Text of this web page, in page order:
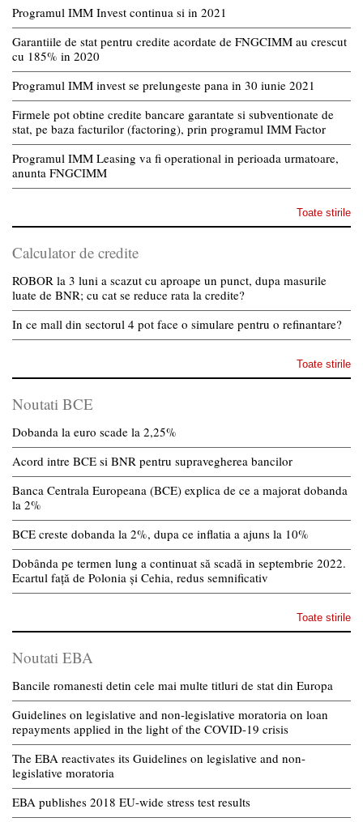
Programul IMM Invest continua si in 2021
Garantiile de stat pentru credite acordate de FNGCIMM au crescut
cu 185% in 2020
Programul IMM invest se prelungeste pana in 30 iunie 2021
Firmele pot obtine credite bancare garantate si subventionate de
stat, pe baza facturilor (factoring), prin programul IMM Factor
Programul IMM Leasing va fi operational in perioada urmatoare,
anunta FNGCIMM
Toate stirile
Calculator de credite
ROBOR la 3 luni a scazut cu aproape un punct, dupa masurile
luate de BNR; cu cat se reduce rata la credite?
In ce mall din sectorul 4 pot face o simulare pentru o refinantare?
Toate stirile
Noutati BCE
Dobanda la euro scade la 2,25%
Acord intre BCE si BNR pentru supravegherea bancilor
Banca Centrala Europeana (BCE) explica de ce a majorat dobanda
la 2%
BCE creste dobanda la 2%, dupa ce inflatia a ajuns la 10%
Dobânda pe termen lung a continuat să scadă in septembrie 2022.
Ecartul față de Polonia și Cehia, redus semnificativ
Toate stirile
Noutati EBA
Bancile romanesti detin cele mai multe titluri de stat din Europa
Guidelines on legislative and non-legislative moratoria on loan
repayments applied in the light of the COVID-19 crisis
The EBA reactivates its Guidelines on legislative and non-
legislative moratoria
EBA publishes 2018 EU-wide stress test results